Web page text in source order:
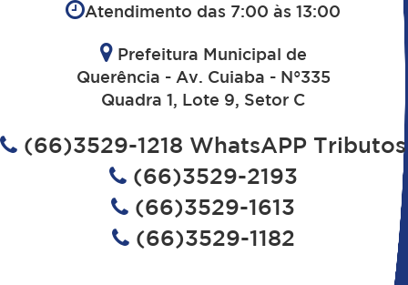
Atendimento das 7:00 às 13:00
Prefeitura Municipal de
Querência - Av. Cuiaba - N°335
Quadra 1, Lote 9, Setor C
(66)3529-1218 WhatsAPP Tributos
(66)3529-2193
(66)3529-1613
(66)3529-1182